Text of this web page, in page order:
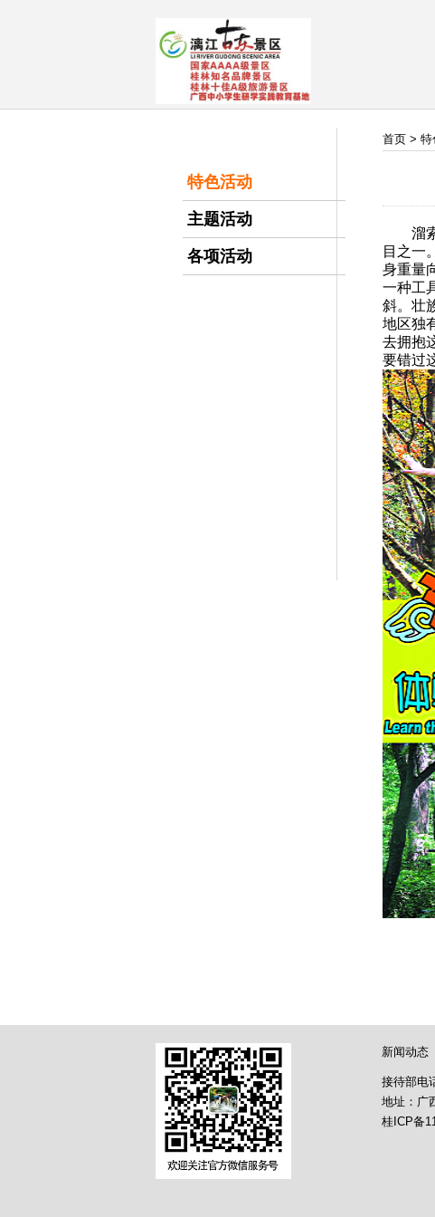
特色活动
主题活动
各项活动
首页 > 特
溜
目之一
身重量
一种工
斜。壮
地区独
去拥抱
要错过
新闻动态
接待部电
地址：广
桂ICP备